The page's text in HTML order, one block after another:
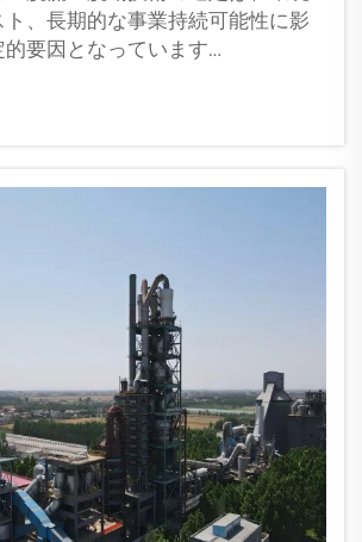
、長期的な事業持続可能性に影
要因となっています…